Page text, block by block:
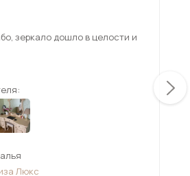
зеркало дошло в целости и
Люкс